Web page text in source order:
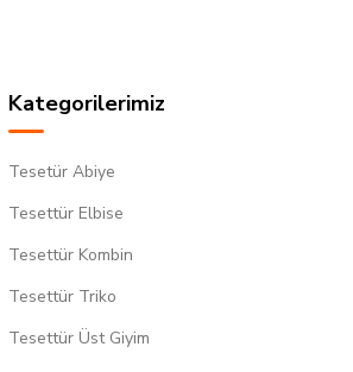
Kategorilerimiz
Tesetür Abiye
Tesettür Elbise
Tesettür Kombin
Tesettür Triko
Tesettür Üst Giyim